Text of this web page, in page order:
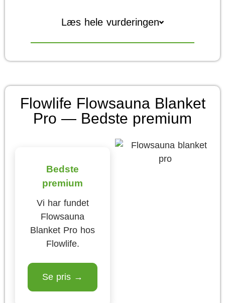
Læs hele vurderingen
Flowlife Flowsauna Blanket
Pro — Bedste premium
Bedste
premium
Vi har fundet
Flowsauna
Blanket Pro hos
Flowlife.
Se pris →